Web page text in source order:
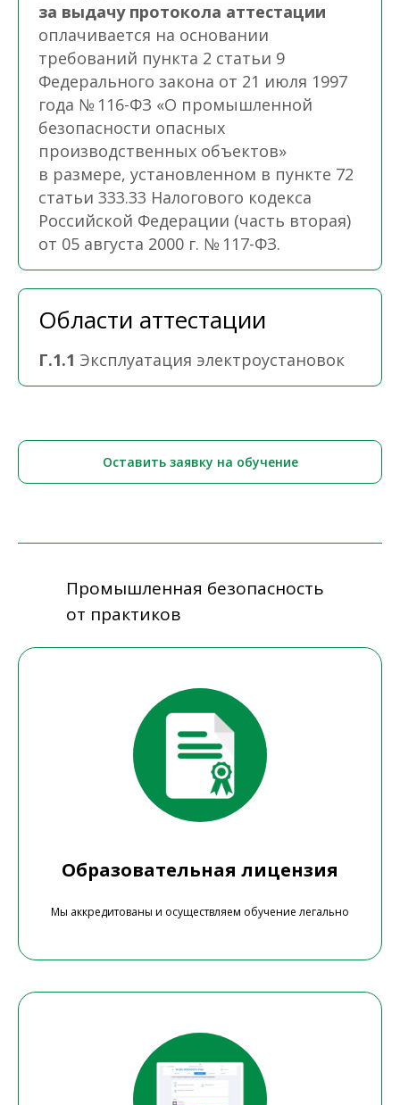
за выдачу протокола аттестации
оплачивается на основании
требований пункта 2 статьи 9
Федерального закона от 21 июля 1997
года № 116-ФЗ «О промышленной
безопасности опасных
производственных объектов»
в размере, установленном в пункте 72
статьи 333.33 Налогового кодекса
Российской Федерации (часть вторая)
от 05 августа 2000 г. № 117-ФЗ.
Области аттестации
Г.1.1 Эксплуатация электроустановок
Оставить заявку на обучение
Промышленная безопасность
от практиков
Образовательная лицензия
Мы аккредитованы и осуществляем обучение легально